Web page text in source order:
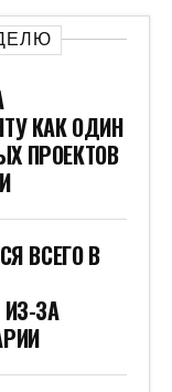
КАК ОДИН
ПРОЕКТОВ
ВСЕГО В
ЗА